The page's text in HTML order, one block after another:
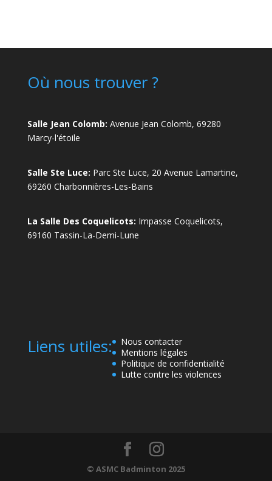
Où nous trouver ?
Salle Jean Colomb: Avenue Jean Colomb, 69280
Marcy-l'étoile
Salle Ste Luce: Parc Ste Luce, 20 Avenue Lamartine,
69260 Charbonnières-Les-Bains
La Salle Des Coquelicots: Impasse Coquelicots,
69160 Tassin-La-Demi-Lune
Liens utiles:
Nous contacter
Mentions légales
Politique de confidentialité
Lutte contre les violences
© ASMC Badminton 2025